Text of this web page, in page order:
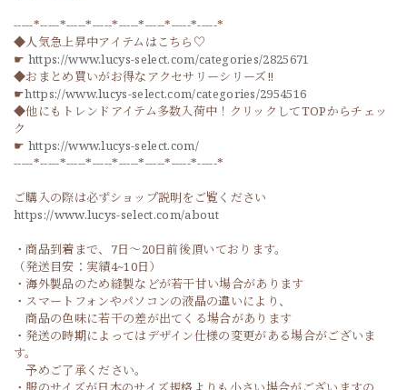
-----*-----*-----*-----*-----*-----*-----*-----*
◆人気急上昇中アイテムはこちら♡
☛ https://www.lucys-select.com/categories/2825671
◆おまとめ買いがお得なアクセサリーシリーズ‼
☛https://www.lucys-select.com/categories/2954516
◆他にもトレンドアイテム多数入荷中！クリックしてTOPからチェッ
ク
☛ https://www.lucys-select.com/
-----*-----*-----*-----*-----*-----*-----*-----*
ご購入の際は必ずショップ説明をご覧ください
https://www.lucys-select.com/about
・商品到着まで、7日～20日前後頂いております。
（発送目安：実績4~10日）
・海外製品のため縫製などが若干甘い場合があります
・スマートフォンやパソコンの液晶の違いにより、
商品の色味に若干の差が出てくる場合があります
・発送の時期によってはデザイン仕様の変更がある場合がございま
す。
予めご了承ください。